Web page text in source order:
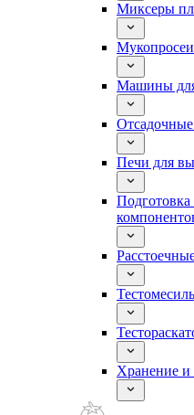
Миксеры
Машины
Печи для
Хранение и